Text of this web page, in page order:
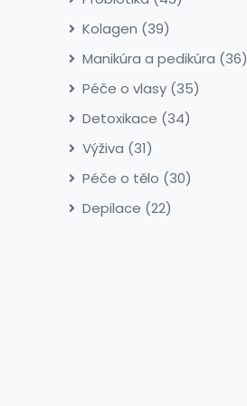
Kolagen (39)
Manikúra a pedikúra (36)
Péče o vlasy (35)
Detoxikace (34)
Výživa (31)
Péče o tělo (30)
Depilace (22)